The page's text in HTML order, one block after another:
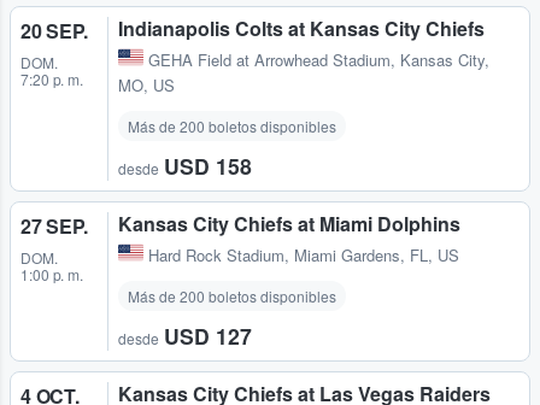
20 SEP.
DOM.
7:20 p. m.
Indianapolis Colts at Kansas City Chiefs
GEHA Field at Arrowhead Stadium, Kansas City,
MO, US
Más de 200 boletos disponibles
desde USD 158
27 SEP.
DOM.
1:00 p. m.
Kansas City Chiefs at Miami Dolphins
Hard Rock Stadium, Miami Gardens, FL, US
Más de 200 boletos disponibles
desde USD 127
4 OCT. Kansas City Chiefs at Las Vegas Raiders